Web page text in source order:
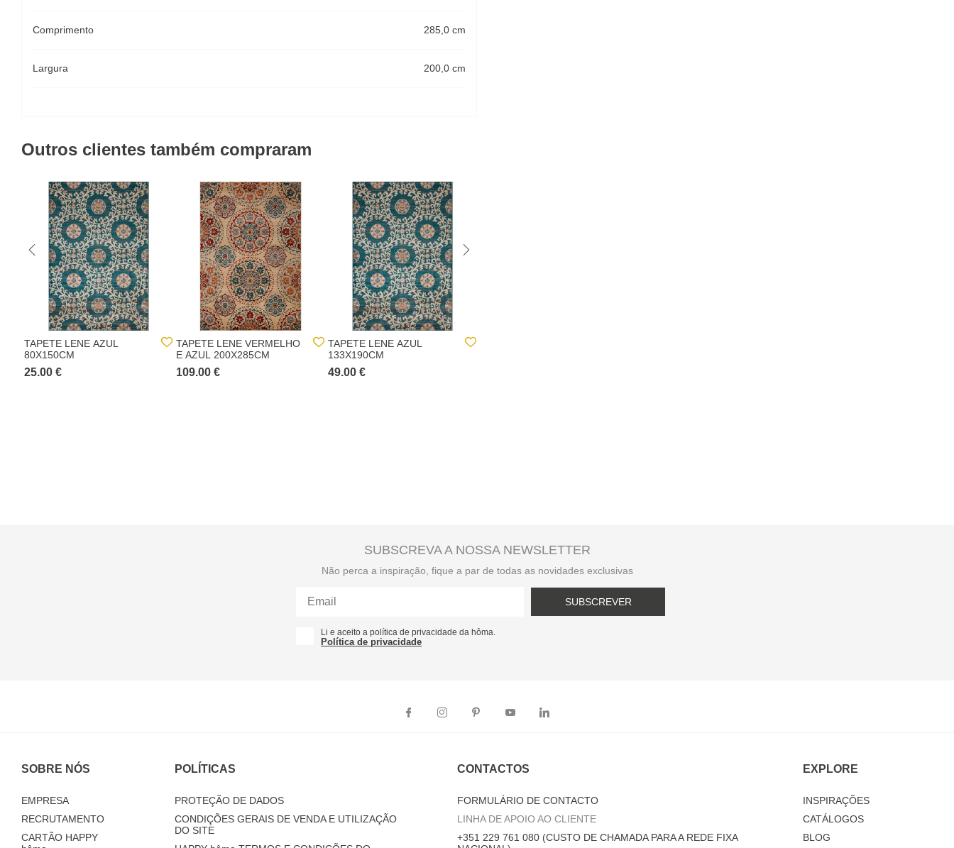
Comprimento 285,0 cm
Largura 200,0 cm
Outros clientes também compraram
TAPETE LENE AZUL
80X150CM
25.00 €
TAPETE LENE VERMELHO
E AZUL 200X285CM
109.00 €
TAPETE LENE AZUL
133X190CM
49.00 €
SUBSCREVA A NOSSA NEWSLETTER
Não perca a inspiração, fique a par de todas as novidades exclusivas
SUBSCREVER
Li e aceito a política de privacidade da hôma.
Política de privacidade
SOBRE NÓS
EMPRESA
RECRUTAMENTO
CARTÃO HAPPY
POLÍTICAS
PROTEÇÃO DE DADOS
CONDIÇÕES GERAIS DE VENDA E UTILIZAÇÃO
DO SITE
CONTACTOS
FORMULÁRIO DE CONTACTO
LINHA DE APOIO AO CLIENTE
+351 229 761 080 (CUSTO DE CHAMADA PARA A REDE FIXA
EXPLORE
INSPIRAÇÕES
CATÁLOGOS
BLOG